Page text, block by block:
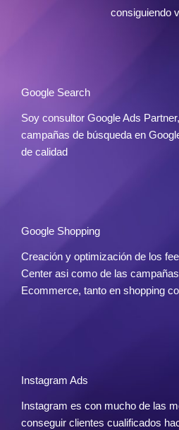
consiguiendo
Google Search
Soy consultor Google Ads
campañas de búsqueda en
de calidad
Google Shopping
Creación y optimización de los
Center asi como de las
Ecommerce, tanto en shopping
Instagram Ads
Instagram es con mucho de las
conseguir clientes cualificados